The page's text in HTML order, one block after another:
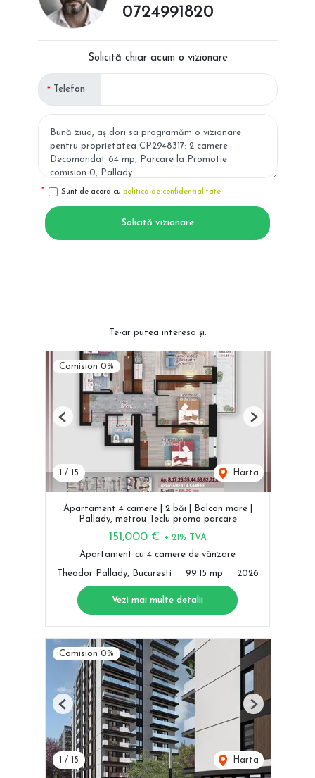
0724991820
Solicită chiar acum o vizionare
Telefon
Sunt de acord cu politica de confidențialitate
Solicită vizionare
Te-ar putea interesa și:
Comision 0%
/ 15 Harta
Previous Next
Apartament 4 camere | 2 băi | Balcon mare |
Pallady, metrou Teclu promo parcare
151,000 € + 21% TVA
Apartament cu 4 camere de vânzare
Theodor Pallady, Bucuresti 99.15 mp 2026
Vezi mai multe detalii
Comision 0%
/ 15 Harta
Previous Next